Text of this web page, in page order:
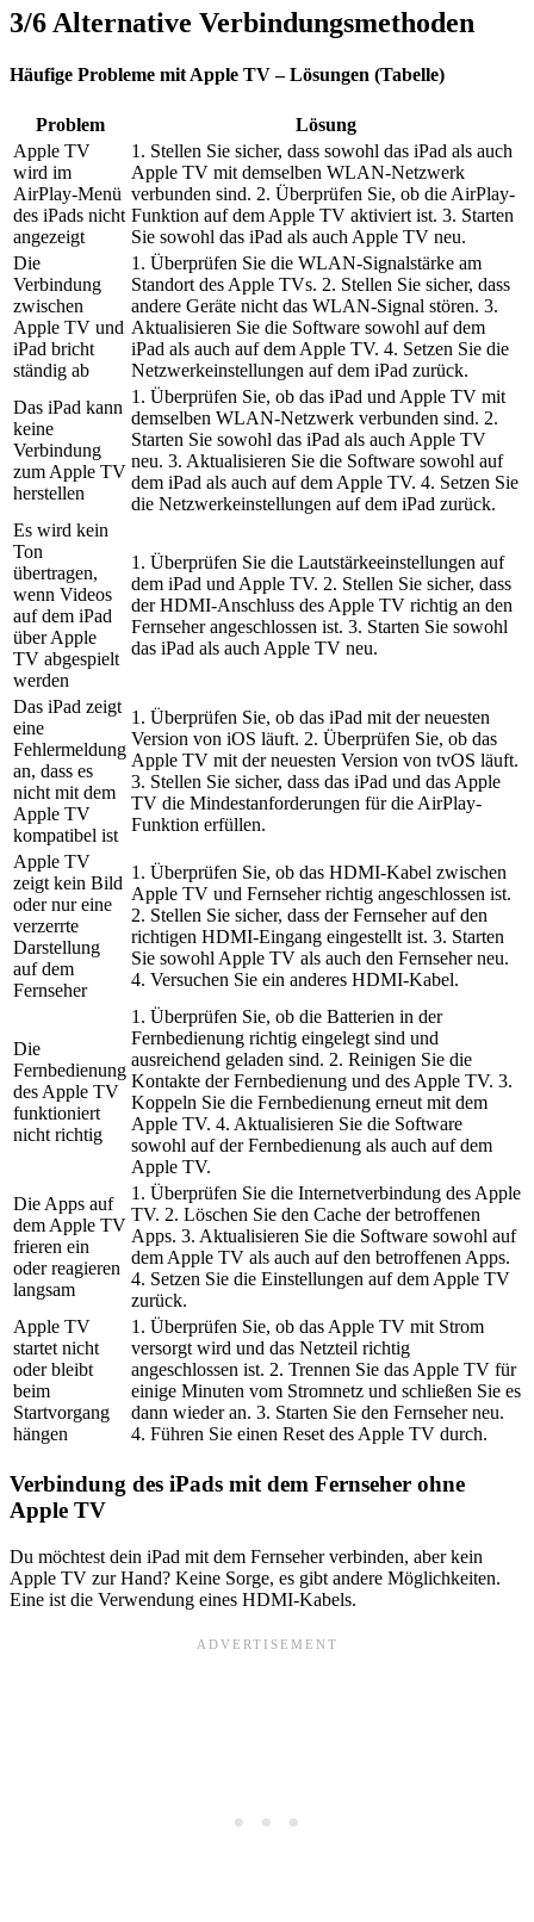
3/6 Alternative Verbindungsmethoden
Häufige Probleme mit Apple TV – Lösungen (Tabelle)
Problem
Lösung
Apple TV
wird im
AirPlay-Menü
des iPads nicht
angezeigt
1. Stellen Sie sicher, dass sowohl das iPad als auch
Apple TV mit demselben WLAN-Netzwerk
verbunden sind. 2. Überprüfen Sie, ob die AirPlay-
Funktion auf dem Apple TV aktiviert ist. 3. Starten
Sie sowohl das iPad als auch Apple TV neu.
Die
Verbindung
zwischen
Apple TV und
iPad bricht
ständig ab
1. Überprüfen Sie die WLAN-Signalstärke am
Standort des Apple TVs. 2. Stellen Sie sicher, dass
andere Geräte nicht das WLAN-Signal stören. 3.
Aktualisieren Sie die Software sowohl auf dem
iPad als auch auf dem Apple TV. 4. Setzen Sie die
Netzwerkeinstellungen auf dem iPad zurück.
Das iPad kann
keine
Verbindung
zum Apple TV
herstellen
1. Überprüfen Sie, ob das iPad und Apple TV mit
demselben WLAN-Netzwerk verbunden sind. 2.
Starten Sie sowohl das iPad als auch Apple TV
neu. 3. Aktualisieren Sie die Software sowohl auf
dem iPad als auch auf dem Apple TV. 4. Setzen Sie
die Netzwerkeinstellungen auf dem iPad zurück.
Es wird kein
Ton
übertragen,
wenn Videos
auf dem iPad
über Apple
TV abgespielt
werden
1. Überprüfen Sie die Lautstärkeeinstellungen auf
dem iPad und Apple TV. 2. Stellen Sie sicher, dass
der HDMI-Anschluss des Apple TV richtig an den
Fernseher angeschlossen ist. 3. Starten Sie sowohl
das iPad als auch Apple TV neu.
Das iPad zeigt
eine
Fehlermeldung
an, dass es
nicht mit dem
Apple TV
kompatibel ist
1. Überprüfen Sie, ob das iPad mit der neuesten
Version von iOS läuft. 2. Überprüfen Sie, ob das
Apple TV mit der neuesten Version von tvOS läuft.
3. Stellen Sie sicher, dass das iPad und das Apple
TV die Mindestanforderungen für die AirPlay-
Funktion erfüllen.
Apple TV
zeigt kein Bild
oder nur eine
verzerrte
Darstellung
auf dem
Fernseher
1. Überprüfen Sie, ob das HDMI-Kabel zwischen
Apple TV und Fernseher richtig angeschlossen ist.
2. Stellen Sie sicher, dass der Fernseher auf den
richtigen HDMI-Eingang eingestellt ist. 3. Starten
Sie sowohl Apple TV als auch den Fernseher neu.
4. Versuchen Sie ein anderes HDMI-Kabel.
Die
Fernbedienung
des Apple TV
funktioniert
nicht richtig
1. Überprüfen Sie, ob die Batterien in der
Fernbedienung richtig eingelegt sind und
ausreichend geladen sind. 2. Reinigen Sie die
Kontakte der Fernbedienung und des Apple TV. 3.
Koppeln Sie die Fernbedienung erneut mit dem
Apple TV. 4. Aktualisieren Sie die Software
sowohl auf der Fernbedienung als auch auf dem
Apple TV.
Die Apps auf
dem Apple TV
frieren ein
oder reagieren
langsam
1. Überprüfen Sie die Internetverbindung des Apple
TV. 2. Löschen Sie den Cache der betroffenen
Apps. 3. Aktualisieren Sie die Software sowohl auf
dem Apple TV als auch auf den betroffenen Apps.
4. Setzen Sie die Einstellungen auf dem Apple TV
zurück.
Apple TV
startet nicht
oder bleibt
beim
Startvorgang
hängen
1. Überprüfen Sie, ob das Apple TV mit Strom
versorgt wird und das Netzteil richtig
angeschlossen ist. 2. Trennen Sie das Apple TV für
einige Minuten vom Stromnetz und schließen Sie es
dann wieder an. 3. Starten Sie den Fernseher neu.
4. Führen Sie einen Reset des Apple TV durch.
Verbindung des iPads mit dem Fernseher ohne
Apple TV
Du möchtest dein iPad mit dem Fernseher verbinden, aber kein
Apple TV zur Hand? Keine Sorge, es gibt andere Möglichkeiten.
Eine ist die Verwendung eines HDMI-Kabels.